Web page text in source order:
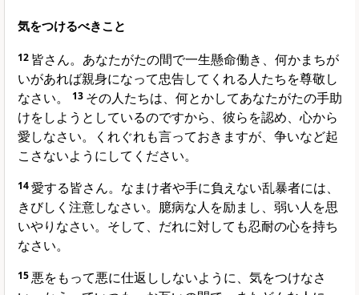
気をつけるべきこと
12 皆さん。あなたがたの間で一生懸命働き、何かまちが
いがあれば親身になって忠告してくれる人たちを尊敬し
なさい。
13 その人たちは、何とかしてあなたがたの手助
けをしようとしているのですから、彼らを認め、心から
愛しなさい。くれぐれも言っておきますが、争いなど起
こさないようにしてください。
14愛する皆さん。なまけ者や手に負えない乱暴者には、
きびしく注意しなさい。臆病な人を励まし、弱い人を思
いやりなさい。そして、だれに対しても忍耐の心を持ち
なさい。
15悪をもって悪に仕返ししないように、気をつけなさ